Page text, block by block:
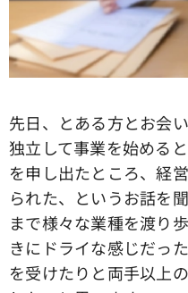
先日、とある方とお会
独立して事業を始める
を申し出たところ、経
られた、というお話を
まで様々な業種を渡り
きにドライな感じだっ
を受けたりと両手以上